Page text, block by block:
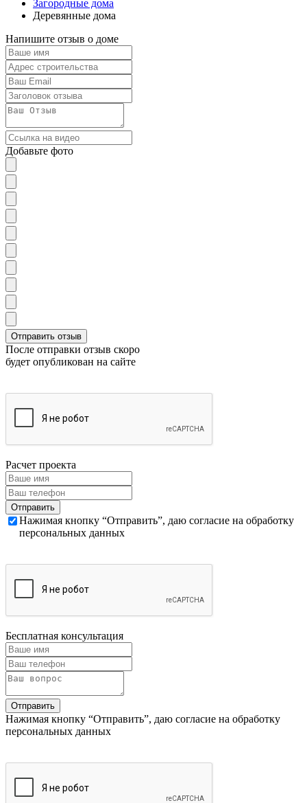
Загородные дома
Деревянные дома
Напишите отзыв о доме
Добавьте фото
После отправки отзыв скоро
будет опубликован на сайте
Расчет проекта
Нажимая кнопку “Отправить”, даю согласие на обработку
персональных данных
Бесплатная консультация
Нажимая кнопку “Отправить”, даю согласие на обработку
персональных данных